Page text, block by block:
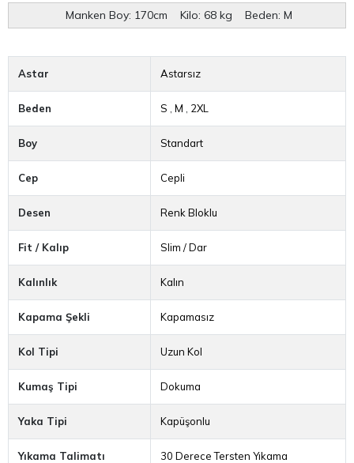
Manken Boy: 170cm Kilo: 68 kg Beden: M
Astar Astarsız
Beden S M 2XL
Boy Standart
Cep Cepli
Desen Renk Bloklu
Fit / Kalıp Slim / Dar
Kalınlık Kalın
Kapama Şekli Kapamasız
Kol Tipi Uzun Kol
Kumaş Tipi Dokuma
Yaka Tipi Kapüşonlu
Yıkama Talimatı 30 Derece Tersten Yıkama